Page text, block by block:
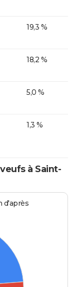
19,3 %
18,2 %
5,0 %
1,3 %
à Saint-
d'après